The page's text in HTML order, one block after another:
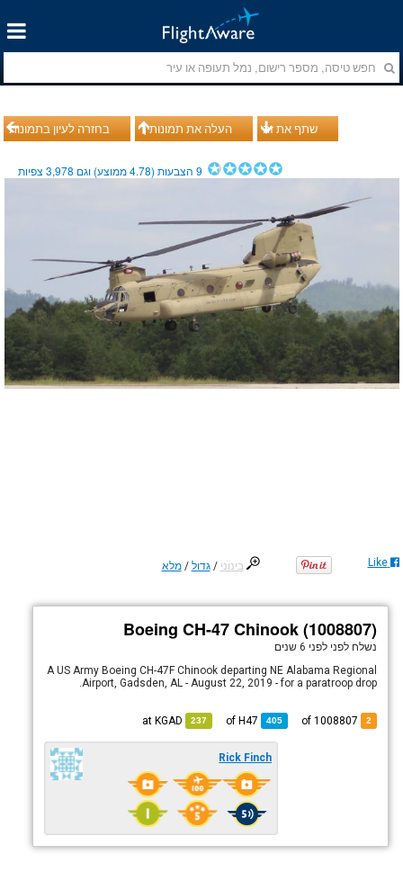
בחזרה לעיון בתמונות העלה את תמונותיך שתף את זה
9הצבעות (4.78ממוצע) וגם 3,978צפיות
בינוני /גדול /מלא Like
Boeing CH-47 Chinook (1008807)
נשלח לפנילפני 6 שנים
A US Army Boeing CH-47F Chinook departing NE Alabama Regional
Airport, Gadsden, AL - August 22, 2019 - for a paratroop drop.
2
405
H47
237
KGAD
Rick Finch